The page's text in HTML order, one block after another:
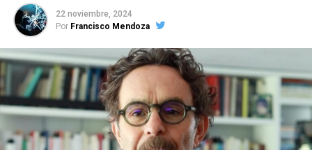
22 noviembre, 2024
Por Francisco Mendoza